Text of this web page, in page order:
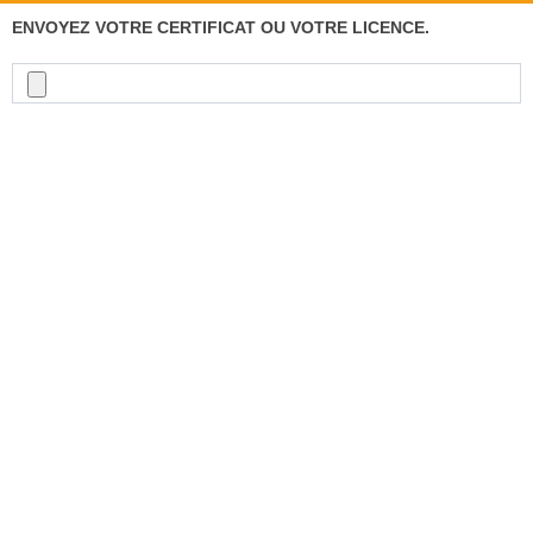
ENVOYEZ VOTRE CERTIFICAT OU VOTRE LICENCE.